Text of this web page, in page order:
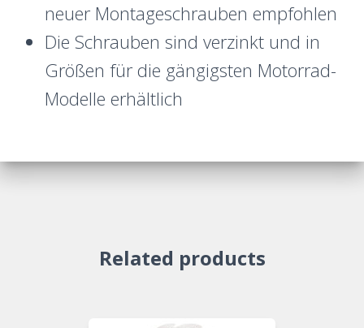
neuer Montageschrauben empfohlen
Die Schrauben sind verzinkt und in
Größen für die gängigsten Motorrad-
Modelle erhältlich
Related products